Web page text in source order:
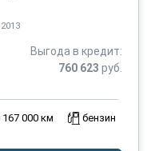
Выгода в кредит:
760 623 руб.
167 000 км бензин